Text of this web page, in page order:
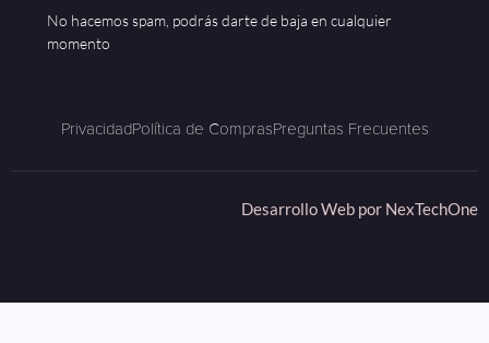
No hacemos spam, podrás darte de baja en cualquier
momento
PrivacidadPolítica de ComprasPreguntas Frecuentes
Desarrollo Web por NexTechOne